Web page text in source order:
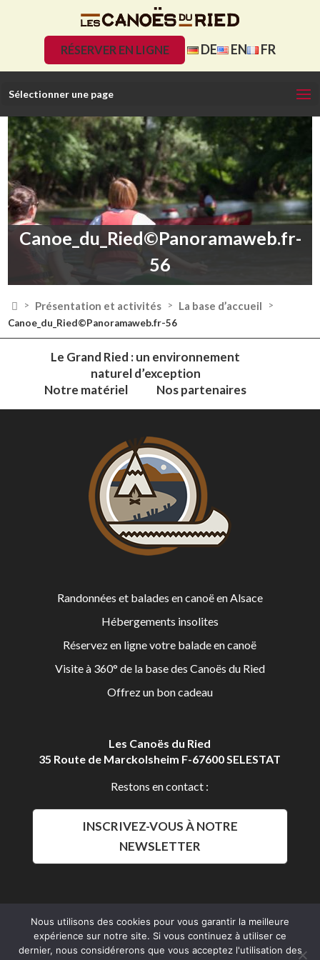
RÉSERVER EN LIGNE DE EN FR
Sélectionner une page
Canoe_du_Ried©Panoramaweb.fr-
56
 > Présentation et activités > La base d’accueil
>
Canoe_du_Ried©Panoramaweb.fr-56
Le Grand Ried : un environnement
naturel d’exception
Notre matériel
Nos partenaires
Randonnées et balades en canoë en Alsace
Hébergements insolites
Réservez en ligne votre balade en canoë
Visite à 360° de la base des Canoës du Ried
Offrez un bon cadeau
Les Canoës du Ried
35 Route de Marckolsheim F-67600 SELESTAT
Restons en contact :
INSCRIVEZ-VOUS À NOTRE
NEWSLETTER
Aldalys Communication
Nous utilisons des cookies pour vous garantir la meilleure
expérience sur notre site. Si vous continuez à utiliser ce
dernier, nous considérerons que vous acceptez l'utilisation des